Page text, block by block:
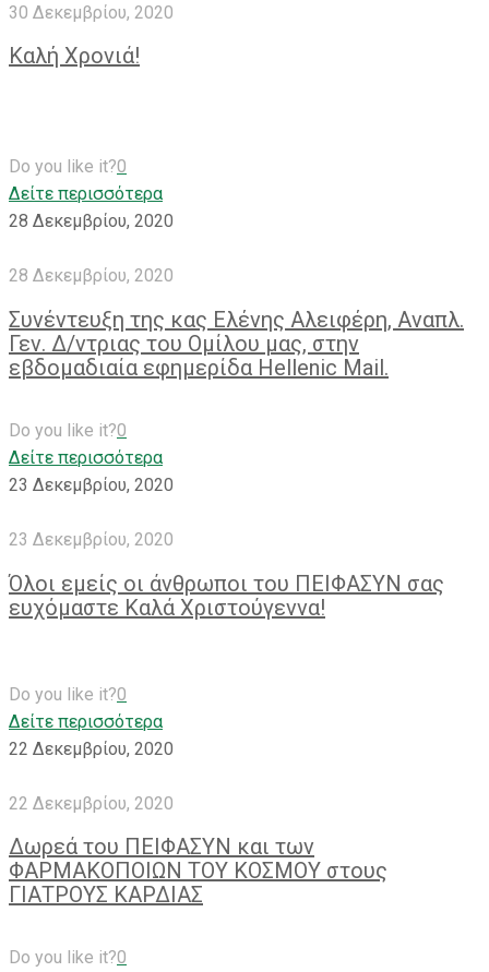
30 Δεκεμβρίου, 2020
Καλή Χρονιά!
Do you like it?0
Δείτε περισσότερα
28 Δεκεμβρίου, 2020
28 Δεκεμβρίου, 2020
Συνέντευξη της κας Ελένης Αλειφέρη, Αναπλ.
Γεν. Δ/ντριας του Ομίλου μας, στην
εβδομαδιαία εφημερίδα Hellenic Mail.
Do you like it?0
Δείτε περισσότερα
23 Δεκεμβρίου, 2020
23 Δεκεμβρίου, 2020
Όλοι εμείς οι άνθρωποι του ΠΕΙΦΑΣΥΝ σας
ευχόμαστε Καλά Χριστούγεννα!
Do you like it?0
Δείτε περισσότερα
22 Δεκεμβρίου, 2020
22 Δεκεμβρίου, 2020
Δωρεά του ΠΕΙΦΑΣΥΝ και των
ΦΑΡΜΑΚΟΠΟΙΩΝ ΤΟΥ ΚΟΣΜΟΥ στους
ΓΙΑΤΡΟΥΣ ΚΑΡΔΙΑΣ
Do you like it?0